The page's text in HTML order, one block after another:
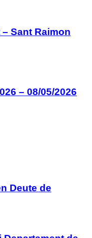
Sant Raimon
– 08/05/2026
Deute de